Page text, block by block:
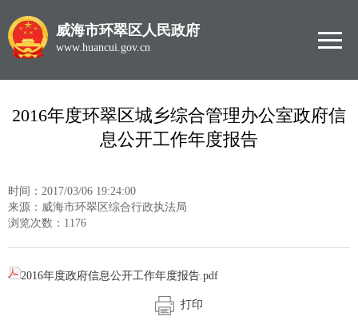
威海市环翠区人民政府
www.huancui.gov.cn
2016年度环翠区城乡综合管理办公室政府信
息公开工作年度报告
时间：2017/03/06 19:24:00
来源：威海市环翠区综合行政执法局
浏览次数： 1176
2016年度政府信息公开工作年度报告.pdf
打印